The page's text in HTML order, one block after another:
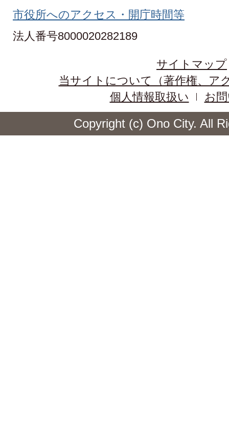
市役所へのアクセス・開庁時間等
法人番号8000020282189
サイトマップ
当サイトについて（著作権、ア
個人情報取扱い
お
Copyright (c) Ono City. All